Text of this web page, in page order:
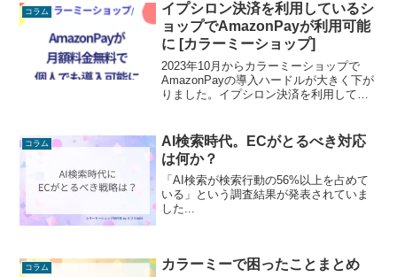
コラム
イプシロン決済を利用しているシ
ョップでAmazonPayが利用可能
に [カラーミーショップ]
2023年10月からカラーミーショップで
AmazonPayの導入ハードルが大きく下が
りました。イプシロン決済を利用してい
済手数料3.9%~利用することができます
（禁止商材取り扱いショップは不可）。
従来は法人でなければAmazonPayを導入
できなかったので、個人でショップを運
営されている方には朗報です。
コラム
AI検索時代。ECがとるべき対応
は何か？
「AI検索が検索行動の56%以上を占めて
いる」という調査結果が発表されていま
した...
コラム カラーミーで困ったことまとめ